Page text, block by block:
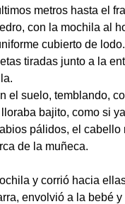
metros hasta el
con la mochila al
cubierto de lodo.
tiradas junto a la
el suelo, temblando,
bajito, como si
pálidos, el cabello
de la muñeca.
y corrió hacia
envolvió a la bebé